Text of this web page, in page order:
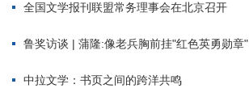
全国文学报刊联盟常务理事会在北京召开
鲁奖访谈 | 蒲隆:像老兵胸前挂"红色英勇勋章"
中拉文学：书页之间的跨洋共鸣